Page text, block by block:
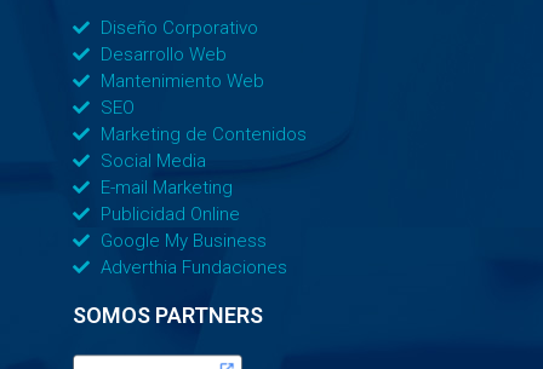
Diseño Corporativo
Desarrollo Web
Mantenimiento Web
SEO
Marketing de Contenidos
Social Media
E-mail Marketing
Publicidad Online
Google My Business
Adverthia Fundaciones
SOMOS PARTNERS